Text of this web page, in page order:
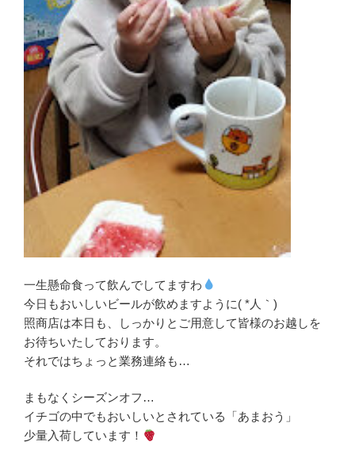
一生懸命食って飲んでしてますわ
今日もおいしいビールが飲めますように( *人｀)
照商店は本日も、しっかりとご用意して皆様のお越しを
お待ちいたしております。
それではちょっと業務連絡も…
まもなくシーズンオフ…
イチゴの中でもおいしいとされている「あまおう」
少量入荷しています！